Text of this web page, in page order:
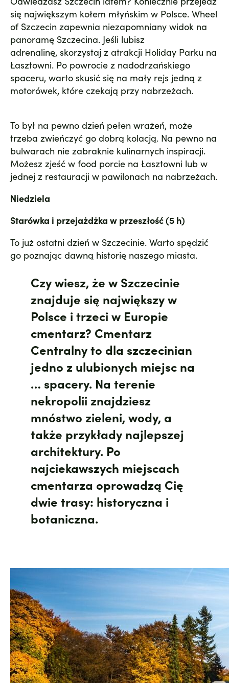
się największym kołem młyńskim w Polsce. Wheel
of Szczecin zapewnia niezapomniany widok na
panoramę Szczecina. Jeśli lubisz
adrenalinę, skorzystaj z atrakcji Holiday Parku na
Łasztowni. Po powrocie z nadodrzańskiego
spaceru, warto skusić się na mały rejs jedną z
motorówek, które czekają przy nabrzeżach.
To był na pewno dzień pełen wrażeń, może
trzeba zwieńczyć go dobrą kolacją. Na pewno na
bulwarach nie zabraknie kulinarnych inspiracji.
Możesz zjeść w food porcie na Łasztowni lub w
jednej z restauracji w pawilonach na nabrzeżach.
Niedziela
Starówka i przejażdżka w przeszłość (5 h)
To już ostatni dzień w Szczecinie. Warto spędzić
go poznając dawną historię naszego miasta.
Czy wiesz, że w Szczecinie
znajduje się największy w
Polsce i trzeci w Europie
cmentarz? Cmentarz
Centralny to dla szczecinian
jedno z ulubionych miejsc na
… spacery. Na terenie
nekropolii znajdziesz
mnóstwo zieleni, wody, a
także przykłady najlepszej
architektury. Po
najciekawszych miejscach
cmentarza oprowadzą Cię
dwie trasy: historyczna i
botaniczna.